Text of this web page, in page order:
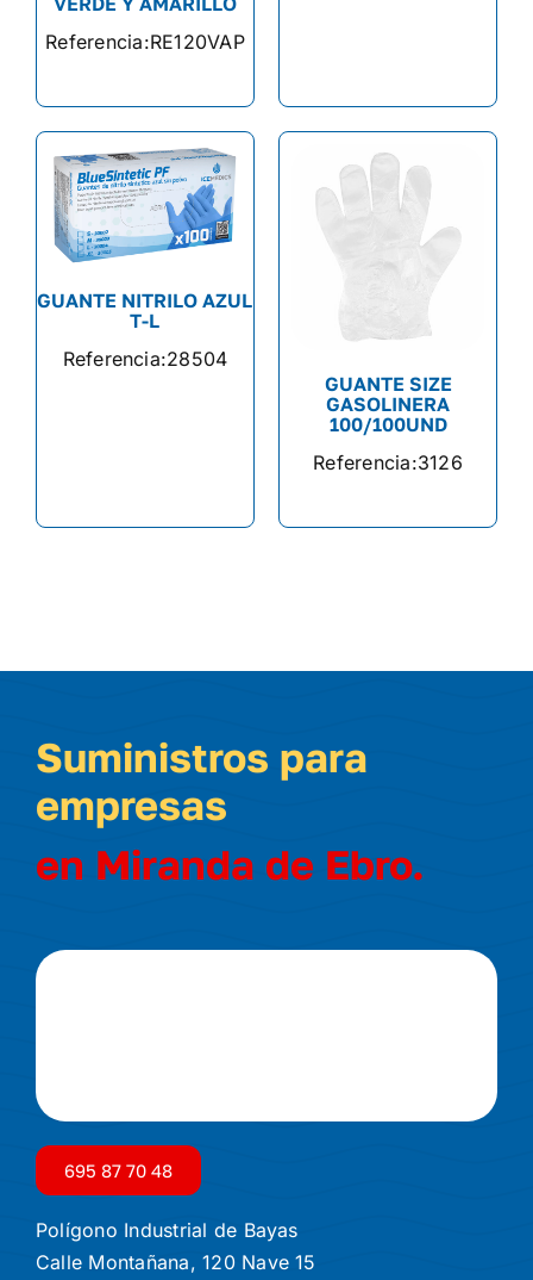
Referencia:RE120VAP
GUANTE NITRILO AZUL
T-L
Referencia:28504
GUANTE SIZE
GASOLINERA
100/100UND
Referencia:3126
Suministros para
empresas
en Miranda de Ebro.
695 87 70 48
Polígono Industrial de Bayas
Calle Montañana, 120 Nave 15